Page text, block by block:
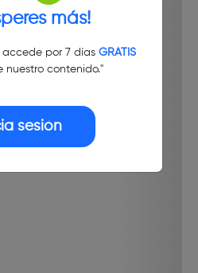
más!
por 7 días GRATIS
nuestro contenido."
sesión